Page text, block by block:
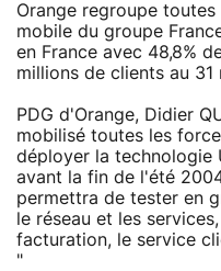
Orange regroupe
mobile du groupe
en France avec 48,8%
millions de clients au 31
PDG d'Orange, Didier
mobilisé toutes les
déployer la technologie
avant la fin de l'été
permettra de tester en
le réseau et les
facturation, le service
"